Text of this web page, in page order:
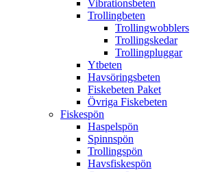
Vibrationsbeten
Trollingbeten
Trollingwobblers
Trollingskedar
Trollingpluggar
Ytbeten
Havsöringsbeten
Fiskebeten Paket
Övriga Fiskebeten
Fiskespön
Haspelspön
Spinnspön
Trollingspön
Havsfiskespön